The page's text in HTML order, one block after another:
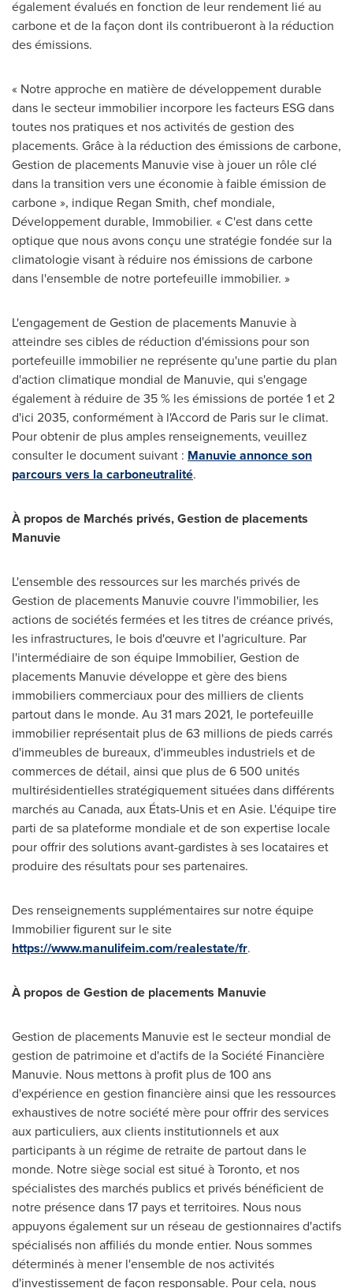
également évalués en fonction de leur rendement lié au
carbone et de la façon dont ils contribueront à la réduction
des émissions.
« Notre approche en matière de développement durable
dans le secteur immobilier incorpore les facteurs ESG dans
toutes nos pratiques et nos activités de gestion des
placements. Grâce à la réduction des émissions de carbone,
Gestion de placements Manuvie vise à jouer un rôle clé
dans la transition vers une économie à faible émission de
carbone », indique Regan Smith, chef mondiale,
Développement durable, Immobilier. « C'est dans cette
optique que nous avons conçu une stratégie fondée sur la
climatologie visant à réduire nos émissions de carbone
dans l'ensemble de notre portefeuille immobilier. »
L'engagement deGestion de placements Manuvie à
atteindre ses cibles de réduction d'émissions pour son
portefeuille immobilier ne représente qu'une partie du plan
d'action climatique mondial de Manuvie, qui s'engage
également à réduire de 35 % les émissions de portée 1 et 2
d'ici 2035, conformément à l'Accord de Parissur le climat.
Pour obtenir de plus amples renseignements, veuillez
consulter le document suivant : Manuvie annonce son
parcours vers la carboneutralité.
À propos de Marchés privés,Gestion de placements
Manuvie
L'ensemble des ressources sur les marchés privés de
Gestion de placements Manuvie couvre l'immobilier, les
actions de sociétés fermées et les titres de créance privés,
les infrastructures, le bois d'œuvre et l'agriculture. Par
l'intermédiaire de son équipe Immobilier, Gestion de
placements Manuvie développe et gère des biens
immobiliers commerciaux pour des milliers de clients
partout dans le monde. Au 31 mars 2021, le portefeuille
immobilier représentait plus de 63 millions de pieds carrés
d'immeubles de bureaux, d'immeubles industriels et de
commerces de détail, ainsi que plus de 6 500 unités
multirésidentielles stratégiquement situées dans différents
marchés au Canada, aux États-Unis et en Asie. L'équipe tire
parti de sa plateforme mondiale et de son expertise locale
pour offrir des solutions avant-gardistes à ses locataires et
produire des résultats pour ses partenaires.
Des renseignements supplémentaires sur notre équipe
Immobilier figurent sur le site
https://www.manulifeim.com/realestate/fr.
À propos deGestion de placements Manuvie
Gestion de placements Manuvie est le secteur mondial de
gestion de patrimoine et d'actifs de la Société Financière
Manuvie. Nous mettons à profit plus de 100 ans
d'expérience en gestion financière ainsi que les ressources
exhaustives de notre société mère pour offrir des services
aux particuliers, aux clients institutionnels et aux
participants à un régime de retraite de partout dans le
monde. Notre siège social est situé àToronto, et nos
spécialistes des marchés publics et privés bénéficient de
notre présence dans 17 pays et territoires. Nous nous
appuyons également sur un réseau de gestionnaires d'actifs
spécialisés non affiliés du monde entier. Nous sommes
déterminés à mener l'ensemble de nos activités
d'investissement de façon responsable. Pour cela, nous